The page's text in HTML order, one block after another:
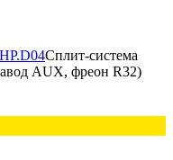
Сплит-система
AUX, фреон R32)